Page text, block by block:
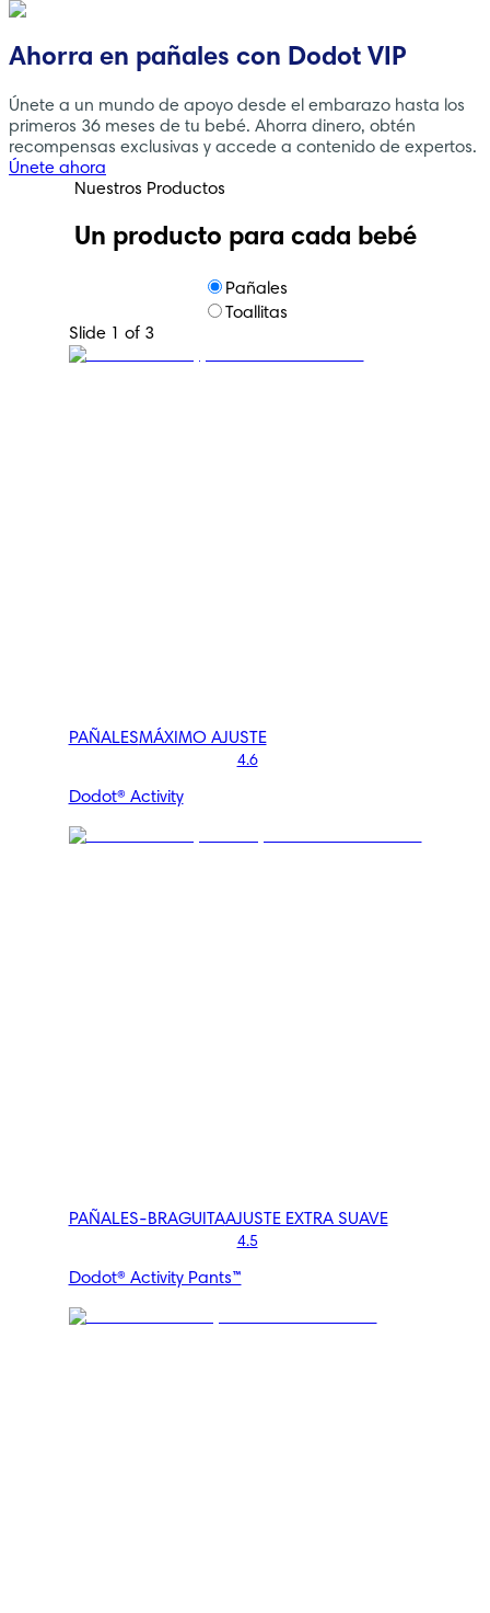
Ahorra en pañales con Dodot VIP
Únete a un mundo de apoyo desde el embarazo hasta los
primeros 36 meses de tu bebé. Ahorra dinero, obtén
recompensas exclusivas y accede a contenido de expertos.
Únete ahora
Nuestros Productos
Un producto para cada bebé
Pañales
Toallitas
Slide 1 of 3
PAÑALESMÁXIMO AJUSTE
4.6
Dodot® Activity
PAÑALES-BRAGUITAAJUSTE EXTRA SUAVE
4.5
Dodot® Activity Pants™